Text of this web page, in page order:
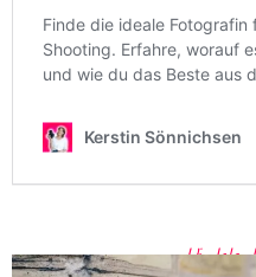
Hi. Ich